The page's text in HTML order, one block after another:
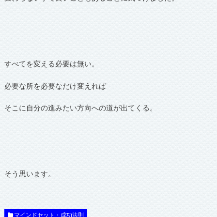
すべてを変える必要は無い。
必要な所を必要なだけ変えれば
そこに自分の進みたい方向への道が出てくる。
そう思います。
マインドセット・成功法則